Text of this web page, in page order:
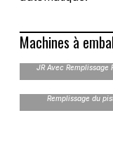
Machines à
JR Avec Remplissage
Remplissage du